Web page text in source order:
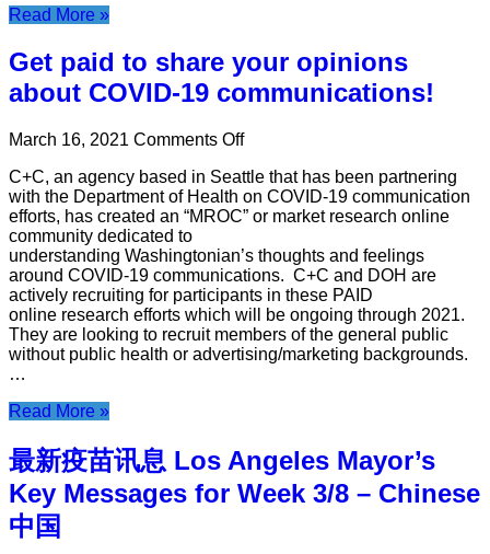
祝
新
Read More »
Get paid to share your opinions
about COVID-19 communications!
March 16, 2021 Comments Offon
paid
to
share
opinions
about
COVID-
19
communications!
C+C, an agency based in Seattle that has been partnering
with the Department of Health on COVID-19 communication
efforts, has created an “MROC” or market research online
community dedicated to
understanding Washingtonian’s thoughts and feelings
around COVID-19 communications. C+C and DOH are
actively recruiting for participants in these PAID
online research efforts which will be ongoing through 2021.
They are looking to recruit members of the general public
without public health or advertising/marketing backgrounds.
…
Read More »
最新疫苗讯息 Los Angeles Mayor’s
Key Messages for Week 3/8 – Chinese
中国